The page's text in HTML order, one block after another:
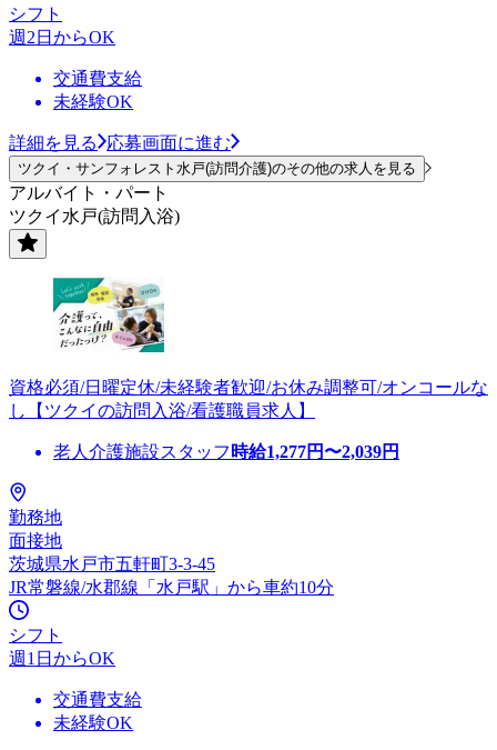
シフト
週2日からOK
交通費支給
未経験OK
詳細を見る 応募画面に進む
ツクイ・サンフォレスト水戸(訪問介護)のその他の求人を見る
アルバイト・パート
ツクイ水戸(訪問入浴)
資格必須/日曜定休/未経験者歓迎/お休み調整可/オンコールな
し【ツクイの訪問入浴/看護職員求人】
老人介護施設スタッフ 時給1,277円〜2,039円
勤務地
面接地
茨城県水戸市五軒町3-3-45
JR常磐線/水郡線「水戸駅」から車約10分
シフト
週1日からOK
交通費支給
未経験OK